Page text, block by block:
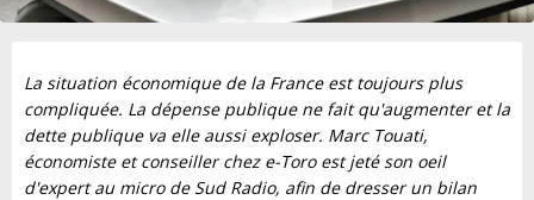
La situation économique de la France est toujours plus
compliquée. La dépense publique ne fait qu'augmenter et la
dette publique va elle aussi exploser. Marc Touati,
économiste et conseiller chez e-Toro est jeté son oeil
d'expert au micro de Sud Radio, afin de dresser un bilan